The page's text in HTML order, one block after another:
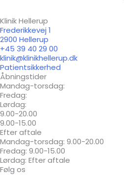
Klinik Hellerup
Frederikkevej 1
2900 Hellerup
+45 39 40 29 00
klinik@klinikhellerup.dk
Patientsikkerhed
Åbningstider
Mandag-torsdag:
Fredag:
Lørdag:
9.00-20.00
9.00-15.00
Efter aftale
Mandag-torsdag: 9.00-20.00
Fredag: 9.00-15.00
Lørdag: Efter aftale
Følg os